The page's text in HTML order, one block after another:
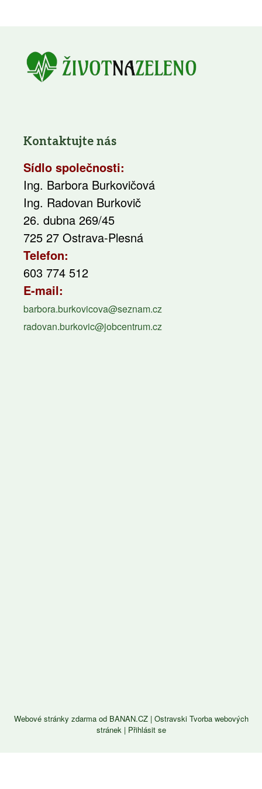
Kontaktujte nás
Sídlo společnosti:
Ing. Barbora Burkovičová
Ing. Radovan Burkovič
26. dubna 269/45
725 27 Ostrava-Plesná
Telefon:
603 774 512
E-mail:
barbora.burkovicova@seznam.cz
radovan.burkovic@jobcentrum.cz
Webové stránky zdarmaod BANAN.CZ| Ostravski Tvorba webových
stránek | Přihlásit se